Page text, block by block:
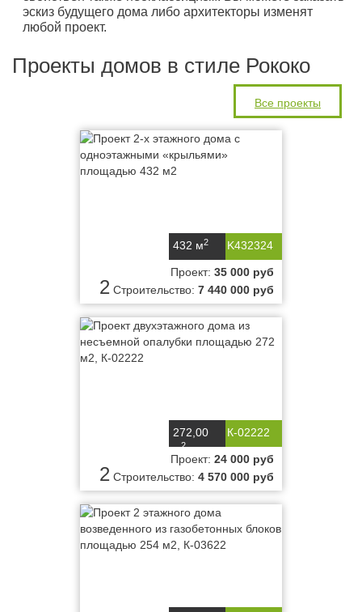
эскиз будущего дома либо архитекторы изменят
любой проект.
Проекты домов в стиле Рококо
Все проекты
K432324
432 м2
2
Проект: 35 000 руб
Строительство: 7 440 000 руб
К-02222
272,00
м2
2
Проект: 24 000 руб
Строительство: 4 570 000 руб